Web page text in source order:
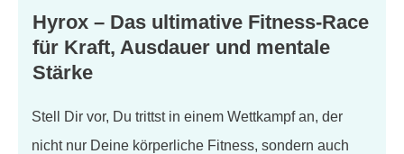
Hyrox – Das ultimative Fitness-Race
für Kraft, Ausdauer und mentale
Stärke
​Stell Dir vor, Du trittst in einem Wettkampf an, der
nicht nur Deine körperliche Fitness, sondern auch